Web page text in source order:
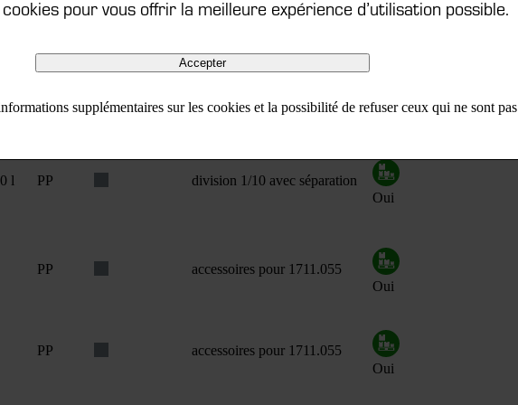
pour vous offrir la meilleure expérience d’utilisation possible.
Accepter
supplémentaires sur les cookies et la possibilité de refuser ceux qui ne sont pas
l PS
division 1/4
Oui
l PP
division 1/10 avec séparation
Oui
PP
accessoires pour 1711.055
Oui
PP
accessoires pour 1711.055
Oui